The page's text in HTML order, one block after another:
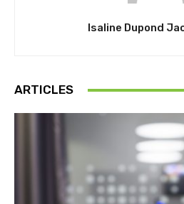
Isaline Dupond
ARTICLES